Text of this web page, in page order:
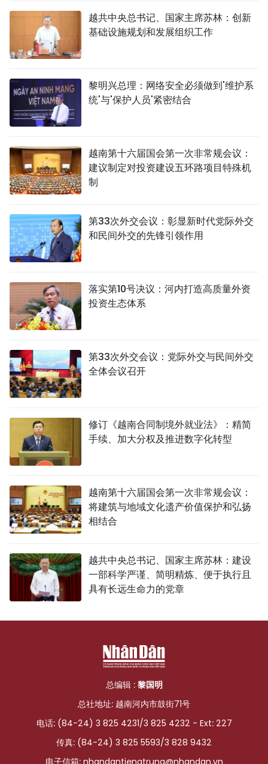
越共中央总书记、国家主席苏林：创新
基础设施规划和发展组织工作
黎明兴总理：网络安全必须做到'维护系
统'与'保护人员'紧密结合
越南第十六届国会第一次非常规会议：
建议制定对投资建设五环路项目特殊机
制
第33次外交会议：彰显新时代党际外交
和民间外交的先锋引领作用
落实第10号决议：河内打造高质量外资
投资生态体系
第33次外交会议：党际外交与民间外交
全体会议召开
修订《越南合同制境外就业法》：精简
手续、加大分权及推进数字化转型
越南第十六届国会第一次非常规会议：
将建筑与地域文化遗产价值保护和弘扬
相结合
越共中央总书记、国家主席苏林：建设
一部科学严谨、简明精炼、便于执行且
具有长远生命力的党章
总编辑 : 黎国明
总社地址: 越南河内市鼓街71号
电话: (84-24) 3 825 4231/3 825 4232 - Ext: 227
传真: (84-24) 3 825 5593/3 828 9432